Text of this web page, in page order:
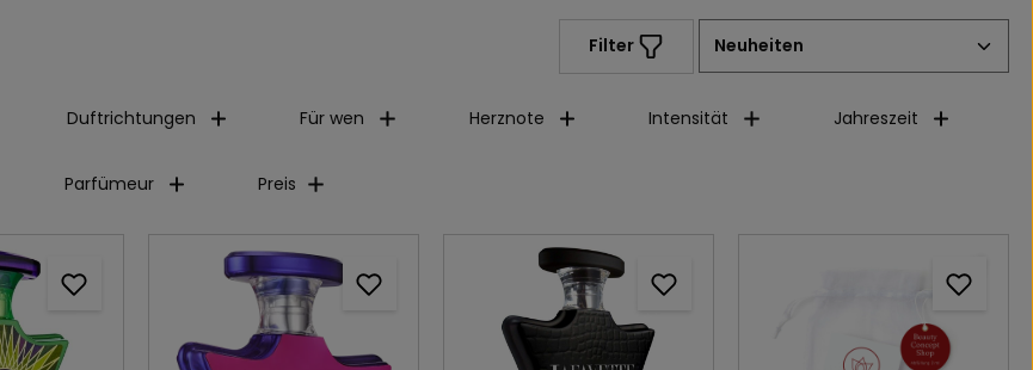
Filter
Duftrichtungen Für wen Herznote Intensität Jahreszeit
Parfümeur Preis